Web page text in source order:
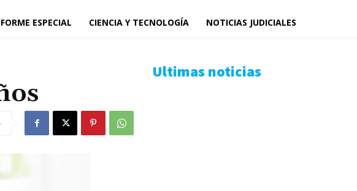
ESPECIAL CIENCIA Y TECNOLOGÍA NOTICIAS JUDICIALES
Ultimas noticias